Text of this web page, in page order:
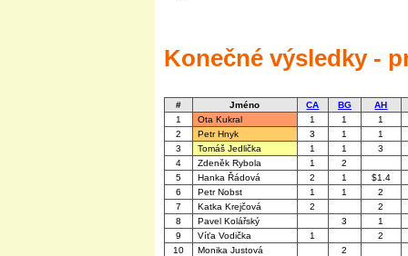
Konečné výsledky -
# Jméno CA BG
AH
1
Ota Kukral 1 1
1
2
Petr Hnyk 3 1
1
3
Tomáš Jedlička 1 1
3
4
Zdeněk Rybola 1
2
5
Hanka Řádová 2 1
$1.4
6
Petr Nobst 1 1
2
7
Katka Krejčová 2
2
8
Pavel Kolářský 3
1
9
Víťa Vodička 1
2
10
Monika Justová 2